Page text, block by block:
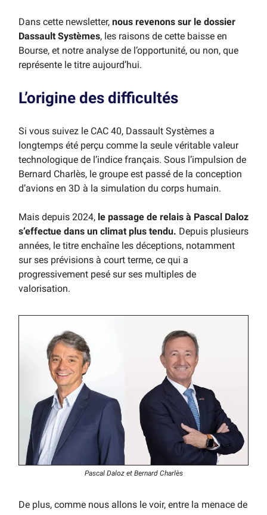
Dans cette newsletter, nous revenons sur le dossier
Dassault Systèmes, les raisons de cette baisse en
Bourse, et notre analyse de l’opportunité, ou non, que
représente le titre aujourd’hui.
L’origine des difficultés
Si vous suivez le CAC 40, Dassault Systèmes a
longtemps été perçu comme la seule véritable valeur
technologique de l’indice français. Sous l’impulsion de
Bernard Charlès, le groupe est passé de la conception
d’avions en 3D à la simulation du corps humain.
Mais depuis 2024, le passage de relais à Pascal Daloz
s’effectue dans un climat plus tendu. Depuis plusieurs
années, le titre enchaîne les déceptions, notamment
sur ses prévisions à court terme, ce qui a
progressivement pesé sur ses multiples de
valorisation.
Pascal Daloz et Bernard Charlès
De plus, comme nous allons le voir, entre la menace de